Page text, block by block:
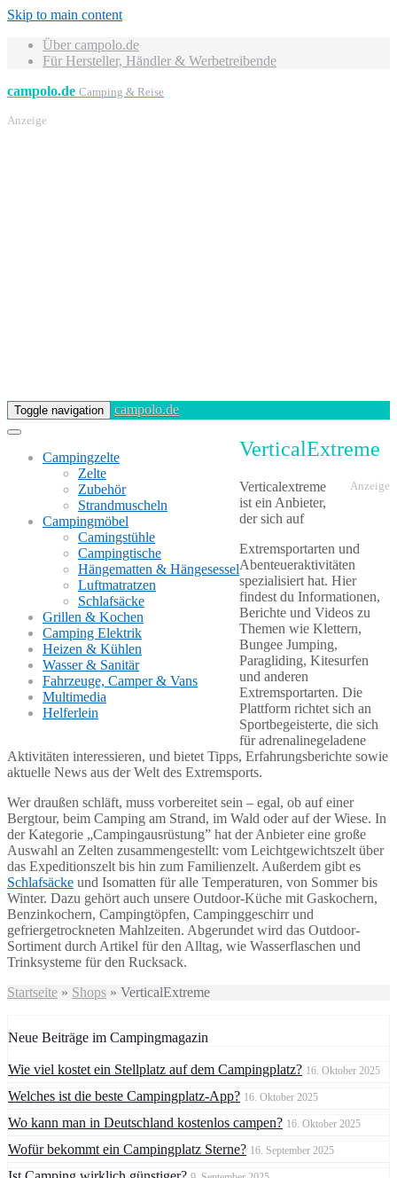
Skip to main content
Über campolo.de
Für Hersteller, Händler & Werbetreibende
campolo.de Camping & Reise
Anzeige
Toggle navigation campolo.de
Campingzelte
Zelte
Zubehör
Strandmuscheln
Campingmöbel
Camingstühle
Campingtische
Hängematten & Hängesessel
Luftmatratzen
Schlafsäcke
Grillen & Kochen
Camping Elektrik
Heizen & Kühlen
Wasser & Sanitär
Fahrzeuge, Camper & Vans
Multimedia
Helferlein
VerticalExtreme
Anzeige
Verticalextreme
ist ein Anbieter,
der sich auf
Extremsportarten und
Abenteueraktivitäten
spezialisiert hat. Hier
findest du Informationen,
Berichte und Videos zu
Themen wie Klettern,
Bungee Jumping,
Paragliding, Kitesurfen
und anderen
Extremsportarten. Die
Plattform richtet sich an
Sportbegeisterte, die sich
für adrenalinegeladene
Aktivitäten interessieren, und bietet Tipps, Erfahrungsberichte sowie
aktuelle News aus der Welt des Extremsports.
Wer draußen schläft, muss vorbereitet sein – egal, ob auf einer
Bergtour, beim Camping am Strand, im Wald oder auf der Wiese. In
der Kategorie „Campingausrüstung” hat der Anbieter eine große
Auswahl an Zelten zusammengestellt: vom Leichtgewichtszelt über
das Expeditionszelt bis hin zum Familienzelt. Außerdem gibt es
Schlafsäcke und Isomatten für alle Temperaturen, von Sommer bis
Winter. Dazu gehört auch unsere Outdoor-Küche mit Gaskochern,
Benzinkochern, Campingtöpfen, Campinggeschirr und
gefriergetrockneten Mahlzeiten. Abgerundet wird das Outdoor-
Sortiment durch Artikel für den Alltag, wie Wasserflaschen und
Trinksysteme für den Rucksack.
Startseite » Shops » VerticalExtreme
Neue Beiträge im Campingmagazin
Wie viel kostet ein Stellplatz auf dem Campingplatz? 16. Oktober 2025
Welches ist die beste Campingplatz-App? 16. Oktober 2025
Wo kann man in Deutschland kostenlos campen? 16. Oktober 2025
Wofür bekommt ein Campingplatz Sterne? 16. September 2025